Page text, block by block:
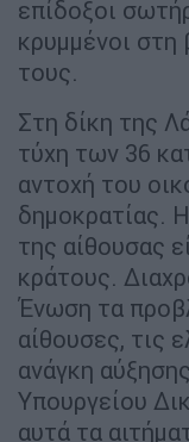
επίδοξοι
κρυμμένοι στη
τους.
Στη δίκη της
τύχη των 36
αντοχή του
δημοκρατίας.
της αίθουσας
κράτους.
Ένωση τα
αίθουσες, τις
ανάγκη
Υπουργείου
αυτά τα